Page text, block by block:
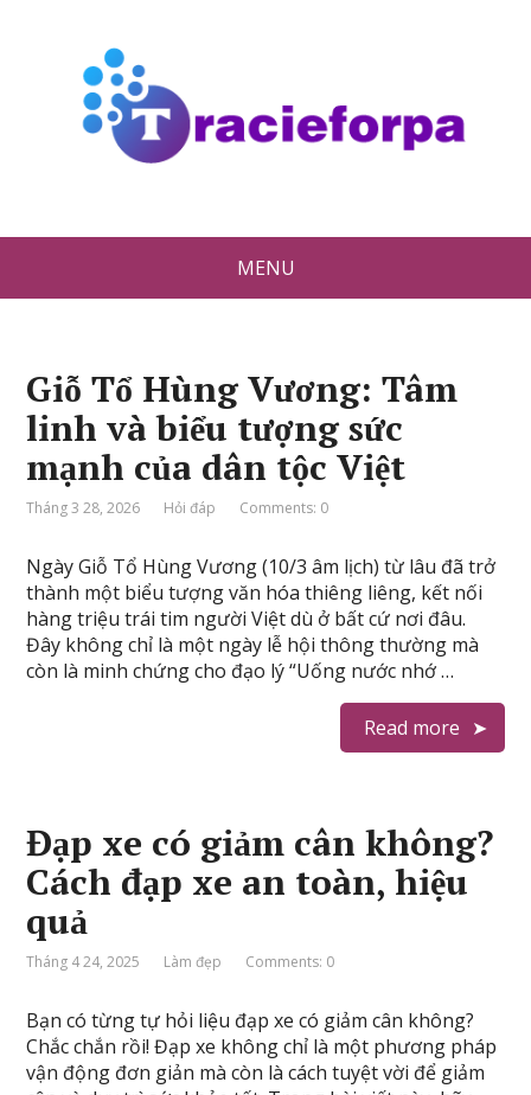
MENU
Giỗ Tổ Hùng Vương: Tâm
linh và biểu tượng sức
mạnh của dân tộc Việt
Tháng 3 28, 2026 Hỏi đáp Comments: 0
Ngày Giỗ Tổ Hùng Vương (10/3 âm lịch) từ lâu đã trở
thành một biểu tượng văn hóa thiêng liêng, kết nối
hàng triệu trái tim người Việt dù ở bất cứ nơi đâu.
Đây không chỉ là một ngày lễ hội thông thường mà
còn là minh chứng cho đạo lý “Uống nước nhớ …
Read more
Đạp xe có giảm cân không?
Cách đạp xe an toàn, hiệu
quả
Tháng 4 24, 2025 Làm đẹp Comments: 0
Bạn có từng tự hỏi liệu đạp xe có giảm cân không?
Chắc chắn rồi! Đạp xe không chỉ là một phương pháp
vận động đơn giản mà còn là cách tuyệt vời để giảm